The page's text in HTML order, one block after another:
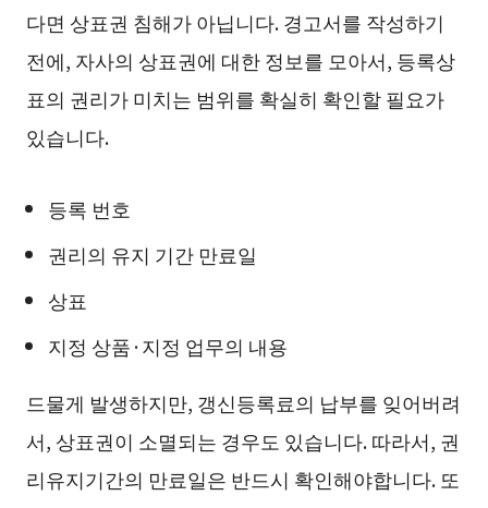
다면 상표권 침해가 아닙니다. 경고서를 작성하기
전에, 자사의 상표권에 대한 정보를 모아서, 등록상
표의 권리가 미치는 범위를 확실히 확인할 필요가
있습니다.
등록 번호
권리의 유지 기간 만료일
상표
지정 상품·지정 업무의 내용
드물게 발생하지만, 갱신등록료의 납부를 잊어버려
서, 상표권이 소멸되는 경우도 있습니다. 따라서, 권
리유지기간의 만료일은 반드시 확인해야합니다. 또